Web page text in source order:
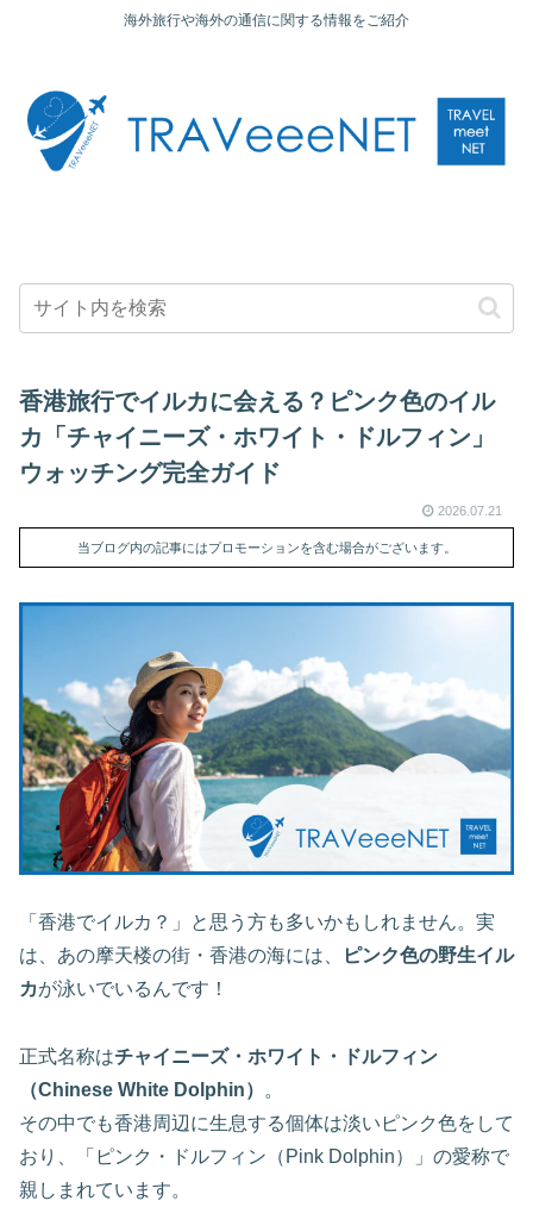
海外旅行や海外の通信に関する情報をご紹介
香港旅行でイルカに会える？ピンク色のイル
カ「チャイニーズ・ホワイト・ドルフィン」
ウォッチング完全ガイド
2026.07.21
当ブログ内の記事にはプロモーションを含む場合がございます。
「香港でイルカ？」と思う方も多いかもしれません。実
は、あの摩天楼の街・香港の海には、
ピンク色の野生イル
カが泳いでいるんです！
正式名称はチャイニーズ・ホワイト・ドルフィン
（Chinese White Dolphin）
。
その中でも香港周辺に生息する個体は淡いピンク色をして
おり、「ピンク・ドルフィン（Pink Dolphin）」の愛称で
親しまれています。